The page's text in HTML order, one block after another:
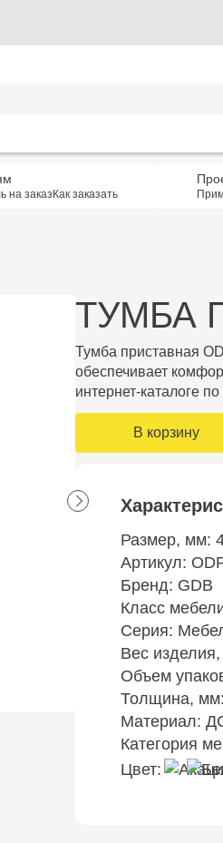
на заказ Как заказать
ТУМБА
Тумба приставная
обеспечивает
интернет-каталоге
В корзину
Размер, мм:
Артикул:
Бренд: GDB
Класс
Серия:
Вес изделия,
Объем
Толщина, мм:
Материал:
Категория
Цвет